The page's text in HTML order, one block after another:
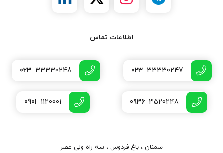
اطلاعات تماس
023 33330247
023 33330248
0936 3520248
0901 1120001
سمنان ، باغ فردوس ، سه راه ولی عصر